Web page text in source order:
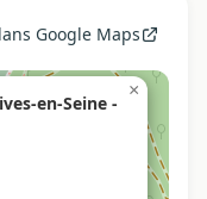
Google Maps
en-Seine -
×